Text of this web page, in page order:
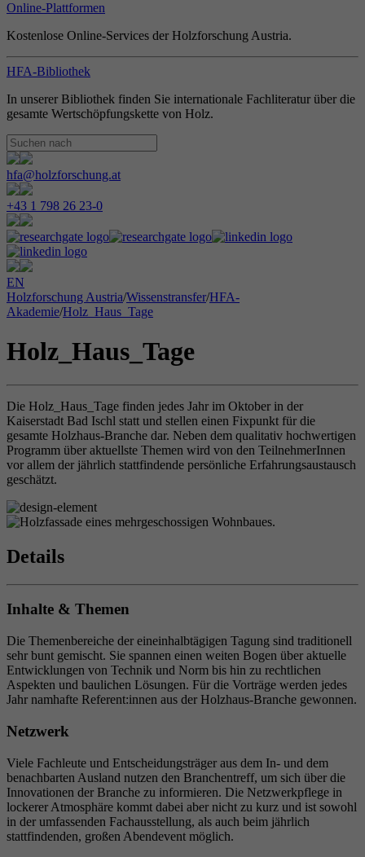
Online-Plattformen
Kostenlose Online-Services der Holzforschung Austria.
HFA-Bibliothek
In unserer Bibliothek finden Sie internationale Fachliteratur über die
gesamte Wertschöpfungskette von Holz.
hfa@holzforschung.at
+43 1 798 26 23-0
EN
Holzforschung Austria/Wissenstransfer/HFA-
Akademie/Holz_Haus_Tage
Holz_Haus_Tage
Die Holz_Haus_Tage finden jedes Jahr im Oktober in der
Kaiserstadt Bad Ischl statt und stellen einen Fixpunkt für die
gesamte Holzhaus-Branche dar. Neben dem qualitativ hochwertigen
Programm über aktuellste Themen wird von den TeilnehmerInnen
vor allem der jährlich stattfindende persönliche Erfahrungsaustausch
geschätzt.
Details
Inhalte & Themen
Die Themenbereiche der eineinhalbtägigen Tagung sind traditionell
sehr bunt gemischt. Sie spannen einen weiten Bogen über aktuelle
Entwicklungen von Technik und Norm bis hin zu rechtlichen
Aspekten und baulichen Lösungen. Für die Vorträge werden jedes
Jahr namhafte Referent:innen aus der Holzhaus-Branche gewonnen.
Netzwerk
Viele Fachleute und Entscheidungsträger aus dem In- und dem
benachbarten Ausland nutzen den Branchentreff, um sich über die
Innovationen der Branche zu informieren. Die Netzwerkpflege in
lockerer Atmosphäre kommt dabei aber nicht zu kurz und ist sowohl
in der umfassenden Fachausstellung, als auch beim jährlich
stattfindenden, großen Abendevent möglich.